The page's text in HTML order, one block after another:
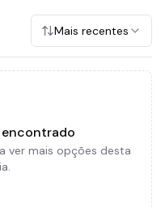
Mais recentes
ver mais opções desta